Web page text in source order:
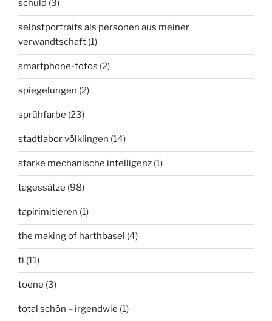
schuld (3)
selbstportraits als personen aus meiner
verwandtschaft (1)
smartphone-fotos (2)
spiegelungen (2)
sprühfarbe (23)
stadtlabor völklingen (14)
starke mechanische intelligenz (1)
tagessätze (98)
tapirimitieren (1)
the making of harthbasel (4)
ti (11)
toene (3)
total schön – irgendwie (1)